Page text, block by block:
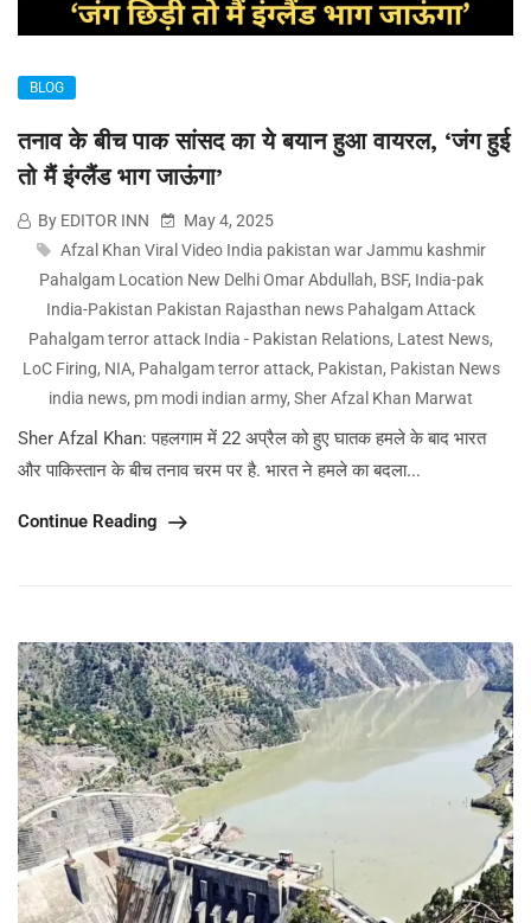
BLOG
तनाव के बीच पाक सांसद का ये बयान हुआ वायरल, ‘जंग हुई
तो मैं इंग्लैंड भाग जाऊंगा’
By EDITOR INN
May 4, 2025
Afzal Khan Viral Video India pakistan war Jammu kashmir
Pahalgam Location New Delhi Omar Abdullah, BSF, India-pak
India-Pakistan Pakistan Rajasthan news Pahalgam Attack
Pahalgam terror attack India - Pakistan Relations, Latest News,
LoC Firing, NIA, Pahalgam terror attack, Pakistan, Pakistan News
india news, pm modi indian army, Sher Afzal Khan Marwat
Sher Afzal Khan: पहलगाम में 22 अप्रैल को हुए घातक हमले के बाद भारत
और पाकिस्तान के बीच तनाव चरम पर है. भारत ने हमले का बदला...
Continue Reading